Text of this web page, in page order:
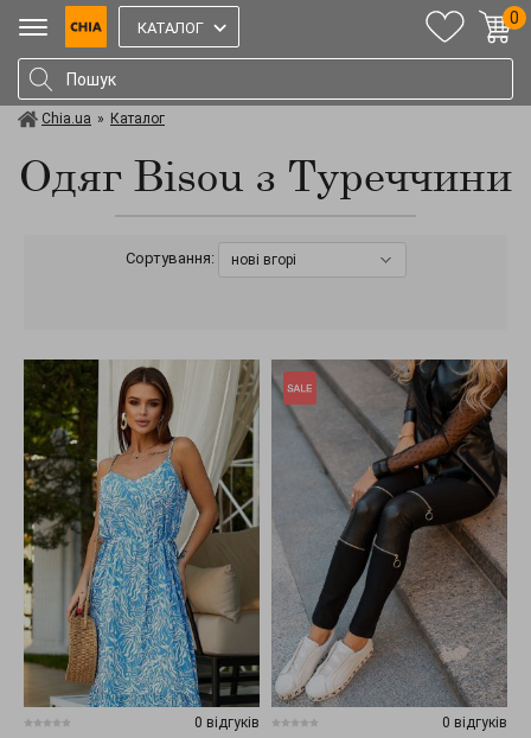
КАТАЛОГ
0
Chia.ua » Каталог
Одяг Bisou з Туреччини
Сортування: нові вгорі
0 відгуків 0 відгуків